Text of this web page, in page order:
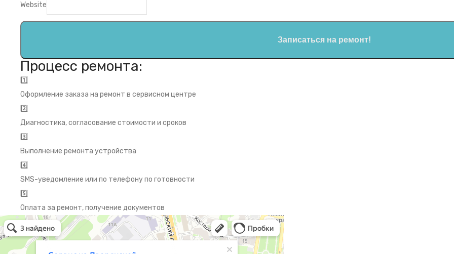
Website
Записаться на ремонт!
Процесс ремонта:
1️⃣
Оформление заказа на ремонт в сервисном центре
2️⃣
Диагностика, согласование стоимости и сроков
3️⃣
Выполнение ремонта устройства
4️⃣
SMS-уведомление или по телефону по готовности
5️⃣
Оплата за ремонт, получение документов
Сервис на Дворянской
Ремонт телефонов во Владимире
Компьютерный ремонт и услуги во Владимире